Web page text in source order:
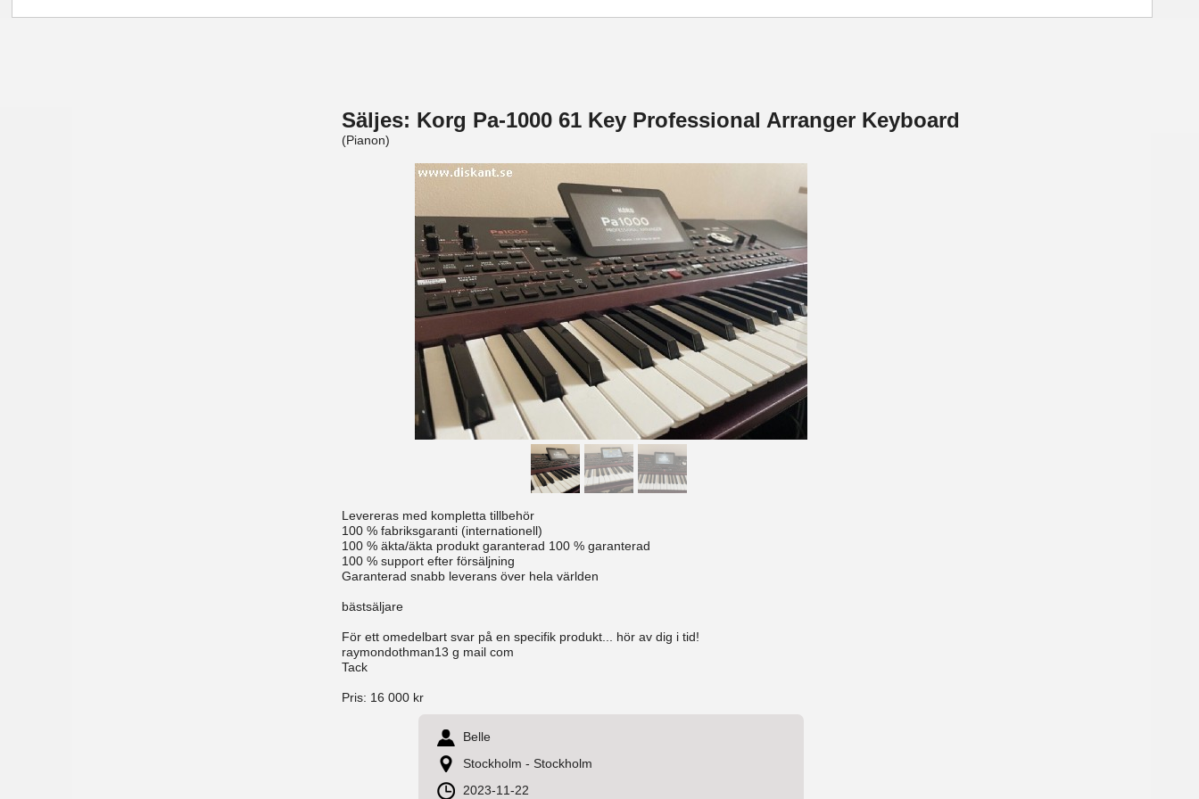
Säljes: Korg Pa-1000 61 Key Professional Arranger Keyboard
(Pianon)
Levereras med kompletta tillbehör
100 % fabriksgaranti (internationell)
100 % äkta/äkta produkt garanterad 100 % garanterad
100 % support efter försäljning
Garanterad snabb leverans över hela världen
bästsäljare
För ett omedelbart svar på en specifik produkt... hör av dig i tid!
raymondothman13 g mail com
Tack
Pris: 16 000 kr
Belle
Stockholm - Stockholm
2023-11-22